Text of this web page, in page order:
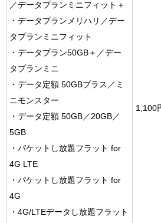
／データプランミニフィット＋
・データプランメリハリ／デー
タプランミニフィット
・データプラン50GB＋／デー
タプランミニ
・データ定額 50GBプラス／ミ
ニモンスター
・データ定額 50GB／20GB／
5GB
・パケットし放題フラット for
4G LTE
・パケットし放題フラット for
4G
・4G/LTEデータし放題フラット
1,100